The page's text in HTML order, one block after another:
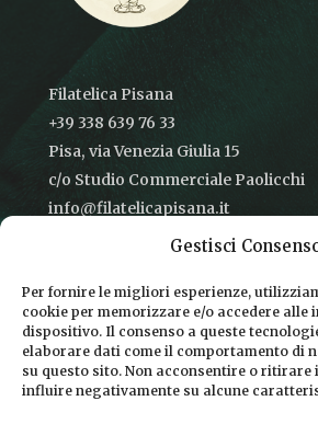
Gestisci
Per fornire le migliori esperienze,
cookie per memorizzare e/o accedere alle
dispositivo. Il consenso a queste
elaborare dati come il comportamento di
su questo sito. Non acconsentire o ritirare
influire negativamente su alcune
Filatelica Pisana
+39 338 639 76 33
Pisa, via Venezia Giulia 15
c/o Studio Commerciale Paolicchi
info@filatelicapisana.it
CONDIZIONI DI VENDITA
INFORMATIVA SULLA PRIVACY
COOKIE POLICY